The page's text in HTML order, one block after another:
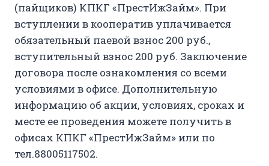
(пайщиков) КПКГ «ПрестИжЗайм». При
вступлении в кооператив уплачивается
обязательный паевой взнос 200 руб.,
вступительный взнос 200 руб. Заключение
договора после ознакомления со всеми
условиями в офисе. Дополнительную
информацию об акции, условиях, сроках и
месте ее проведения можете получить в
офисах КПКГ «ПрестИжЗайм» или по
тел.88005117502.